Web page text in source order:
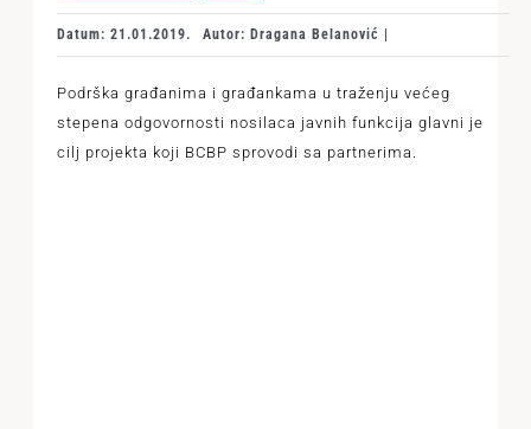
Datum: 21.01.2019. Autor: Dragana Belanović |
Podrška građanima i građankama u traženju većeg
stepena odgovornosti nosilaca javnih funkcija glavni je
cilj projekta koji BCBP sprovodi sa partnerima.